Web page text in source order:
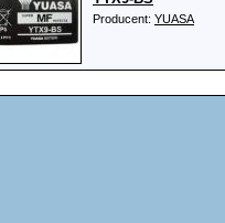
Producent: YUASA